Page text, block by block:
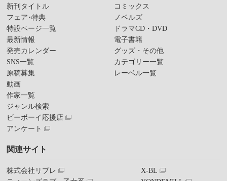
新刊タイトル
フェア･特典
特設ページ一覧
最新情報
発売カレンダー
SNS一覧
原稿募集
動画
作家一覧
ジャンル検索
ビーボーイ応援店
アンケート
コミックス
ノベルズ
ドラマCD・DVD
電子書籍
グッズ・その他
カテゴリー一覧
レーベル一覧
関連サイト
株式会社リブレ
X-BL